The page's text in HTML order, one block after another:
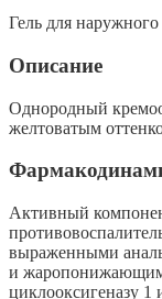
Гель для
Описание
Однородный
желтоватым
Активный
выраженными
и
циклооксигеназу 1